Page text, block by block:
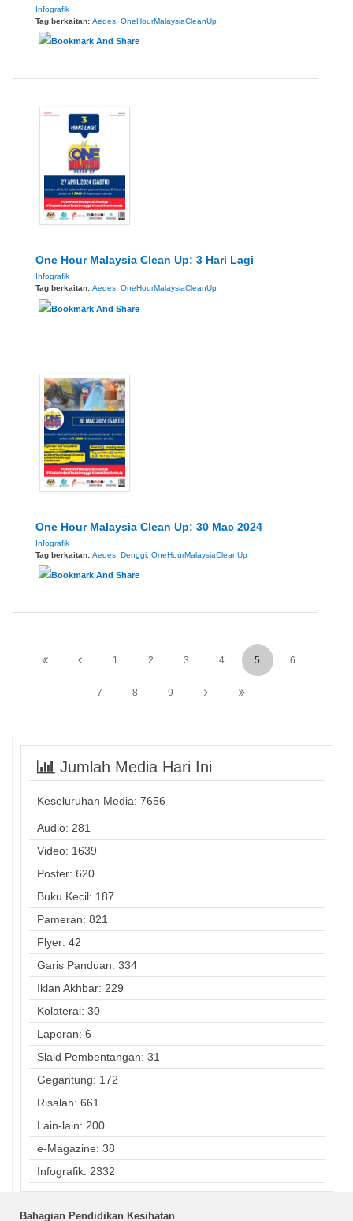
Infografik
Tag berkaitan: Aedes OneHourMalaysiaCleanUp
One Hour Malaysia Clean Up: 3 Hari Lagi
Infografik
Tag berkaitan: Aedes, OneHourMalaysiaCleanUp
One Hour Malaysia Clean Up: 30 Mac 2024
Infografik
Tag berkaitan: Aedes, Denggi, OneHourMalaysiaCleanUp
1 2 3 4 5 6
7 8 9
Jumlah Media Hari Ini
Keseluruhan Media: 7656
Audio: 281
Video: 1639
Poster: 620
Buku Kecil: 187
Pameran: 821
Flyer: 42
Garis Panduan: 334
Iklan Akhbar: 229
Kolateral: 30
Laporan: 6
Slaid Pembentangan: 31
Gegantung: 172
Risalah: 661
Lain-lain: 200
e-Magazine: 38
Infografik: 2332
Bahagian Pendidikan Kesihatan